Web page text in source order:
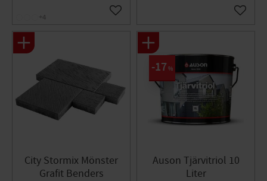
Lägg till i favoriter
+4 Lägg
City Stormix Mönster
Grafit Benders
Auson Tjärvitriol 10
Liter
17 %